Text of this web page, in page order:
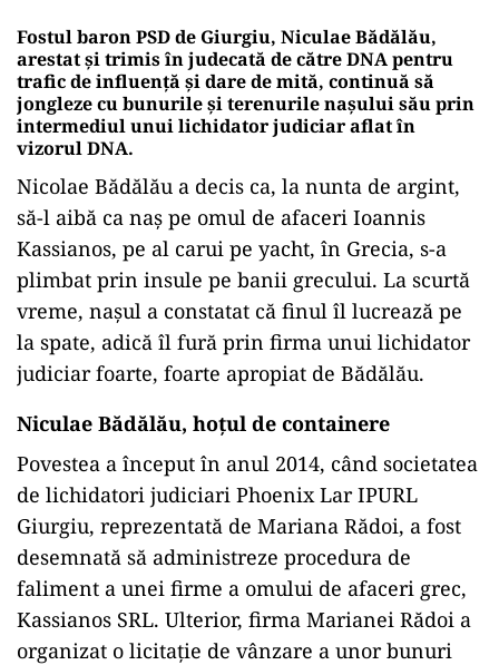
Fostul baron PSD de Giurgiu, Niculae Bădălău,
arestat și trimis în judecată de către DNA pentru
trafic de influență și dare de mită, continuă să
jongleze cu bunurile și terenurile nașului său prin
intermediul unui lichidator judiciar aflat în
vizorul DNA.
Nicolae Bădălău a decis ca, la nunta de argint,
să-l aibă ca naș pe omul de afaceri Ioannis
Kassianos, pe al carui pe yacht, în Grecia, s-a
plimbat prin insule pe banii grecului. La scurtă
vreme, nașul a constatat că finul îl lucrează pe
la spate, adică îl fură prin firma unui lichidator
judiciar foarte, foarte apropiat de Bădălău.
Niculae Bădălău, hoțul de containere
Povestea a început în anul 2014, când societatea
de lichidatori judiciari Phoenix Lar IPURL
Giurgiu, reprezentată de Mariana Rădoi, a fost
desemnată să administreze procedura de
faliment a unei firme a omului de afaceri grec,
Kassianos SRL. Ulterior, firma Marianei Rădoi a
organizat o licitație de vânzare a unor bunuri